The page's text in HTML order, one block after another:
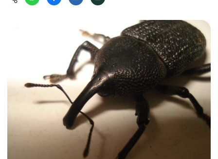
Na Linha
Olha o
Photo
Políticas
Saúde,
Segunda
Túnel do
Livros do
Nova
Missão
Cursos